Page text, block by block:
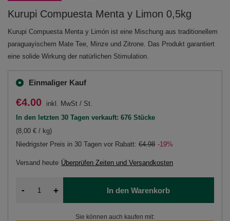
Kurupi Compuesta Menta y Limon 0,5kg
Kurupi Compuesta Menta y Limón ist eine Mischung aus traditionellem
paraguayischem Mate Tee, Minze und Zitrone. Das Produkt garantiert
eine solide Wirkung der natürlichen Stimulation.
Einmaliger Kauf
Versand heute Überprüfen Zeiten und Versandkosten
€4.00 inkl. MwSt / St.
In den letzten 30 Tagen verkauft: 676 Stücke
(8,00 € / kg)
Niedrigster Preis in 30 Tagen vor Rabatt: €4.98 -19%
- + In den Warenkorb
Sie können auch kaufen mit: